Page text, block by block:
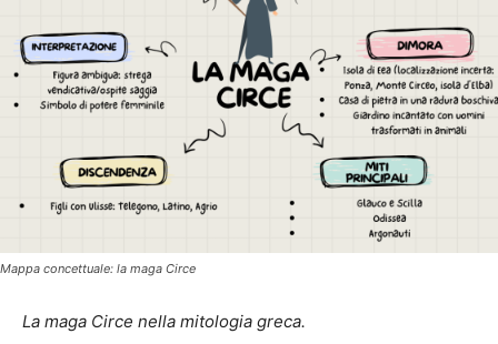
Mappa concettuale: la maga Circe
La maga Circe nella mitologia greca.